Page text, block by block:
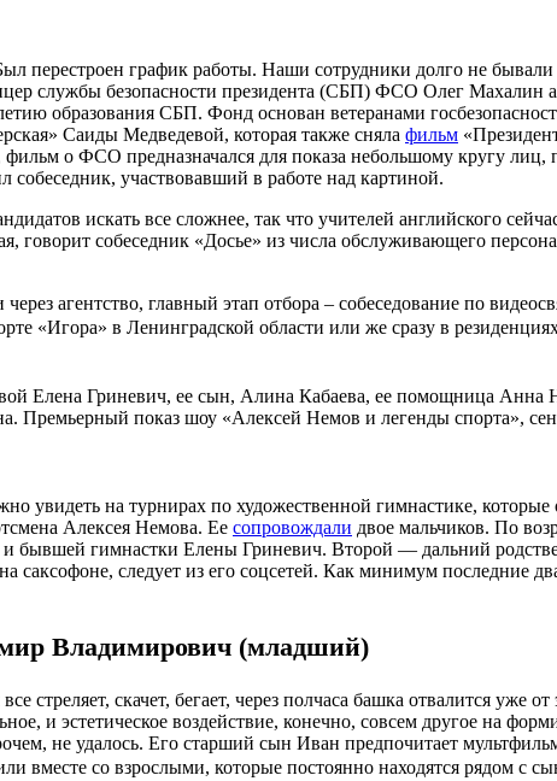
перестроен график работы. Наши сотрудники долго не
службы безопасности президента (СБП) ФСО Олег Махалин
образования СБП. Фонд основан ветеранами
Саиды Медведевой, которая также сняла фильм
о ФСО предназначался для показа небольшому кругу
участвовавший в работе над картиной.
искать все сложнее, так что учителей английского
говорит собеседник «Досье» из числа обслуживающего
агентство, главный этап отбора – собеседование по
«Игора» в Ленинградской области или же сразу в
Елена Гриневич, ее сын, Алина Кабаева, ее помощница
Премьерный показ шоу «Алексей Немов и легенды спорта»,
увидеть на турнирах по художественной гимнастике,
Алексея Немова. Ее сопровождали двое мальчиков. По
бывшей гимнастки Елены Гриневич. Второй — дальний
саксофоне, следует из его соцсетей. Как минимум последние
Владимирович (младший)
стреляет, скачет, бегает, через полчаса башка отвалится
и эстетическое воздействие, конечно, совсем другое на
не удалось. Его старший сын Иван предпочитает
вместе со взрослыми, которые постоянно находятся рядом с